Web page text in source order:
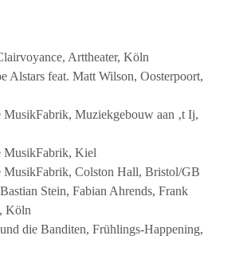
Arttheater, Köln
Alstars feat. Matt Wilson, Oosterpoort,
MusikFabrik, Muziekgebouw aan ‚t Ij,
MusikFabrik, Kiel
MusikFabrik, Colston Hall, Bristol/GB
Stein, Fabian Ahrends, Frank
Köln
die Banditen, Frühlings-Happening,